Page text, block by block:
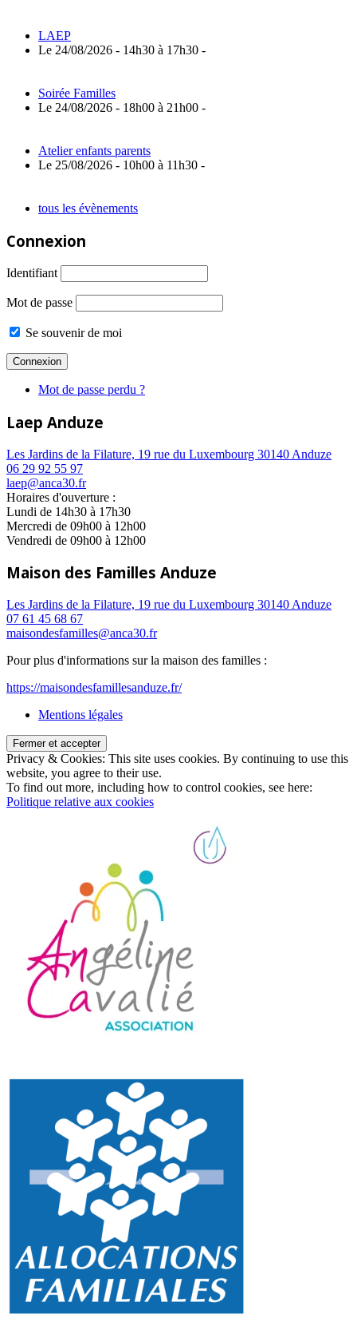
LAEP
Le 24/08/2026 - 14h30 à 17h30 -
Soirée Familles
Le 24/08/2026 - 18h00 à 21h00 -
Atelier enfants parents
Le 25/08/2026 - 10h00 à 11h30 -
tous les évènements
Connexion
Identifiant
Mot de passe
Se souvenir de moi
Mot de passe perdu ?
Laep Anduze
Les Jardins de la Filature, 19 rue du Luxembourg 30140 Anduze
06 29 92 55 97
laep@anca30.fr
Horaires d'ouverture :
Lundi de 14h30 à 17h30
Mercredi de 09h00 à 12h00
Vendredi de 09h00 à 12h00
Maison des Familles Anduze
Les Jardins de la Filature, 19 rue du Luxembourg 30140 Anduze
07 61 45 68 67
maisondesfamilles@anca30.fr
Pour plus d'informations sur la maison des familles :
https://maisondesfamillesanduze.fr/
Mentions légales
Privacy & Cookies: This site uses cookies. By continuing to use this
website, you agree to their use.
To find out more, including how to control cookies, see here:
Politique relative aux cookies